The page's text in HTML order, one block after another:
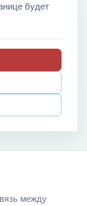
будет
между